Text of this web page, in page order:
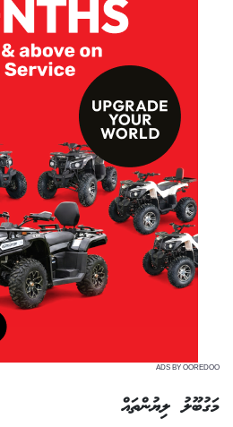
ADS BY OOREDOO
މަގުބޫލު ލިޔުންތައް